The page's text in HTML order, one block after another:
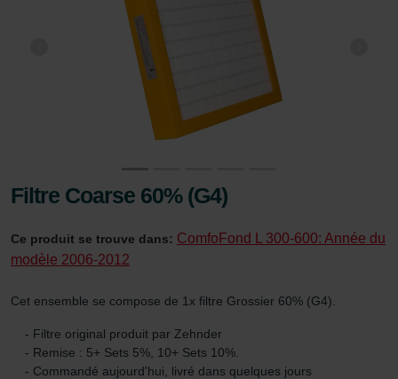
Filtre Coarse 60% (G4)
Ce produit se trouve dans: ComfoFond L 300-600: Année du
modèle 2006-2012
Cet ensemble se compose de 1x filtre Grossier 60% (G4).
- Filtre original produit par Zehnder
- Remise : 5+ Sets 5%, 10+ Sets 10%.
- Commandé aujourd'hui, livré dans quelques jours